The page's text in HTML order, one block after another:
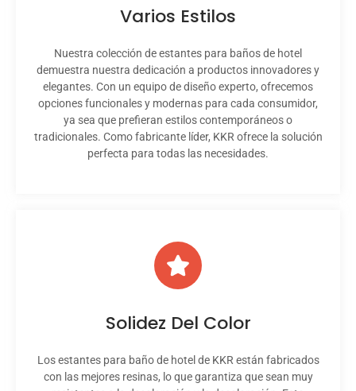
Varios Estilos
Nuestra colección de estantes para baños de hotel
demuestra nuestra dedicación a productos innovadores y
elegantes. Con un equipo de diseño experto, ofrecemos
opciones funcionales y modernas para cada consumidor,
ya sea que prefieran estilos contemporáneos o
tradicionales. Como fabricante líder, KKR ofrece la solución
perfecta para todas las necesidades.
Solidez Del Color
Los estantes para baño de hotel de KKR están fabricados
con las mejores resinas, lo que garantiza que sean muy